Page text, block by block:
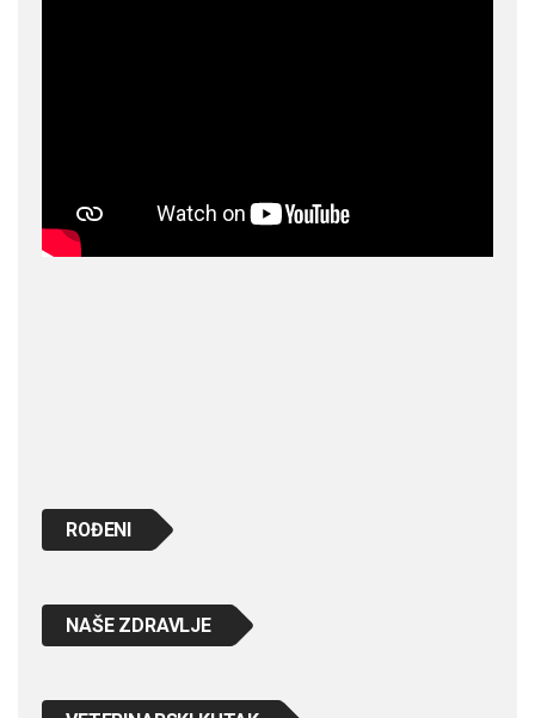
ROĐENI
NAŠE ZDRAVLJE